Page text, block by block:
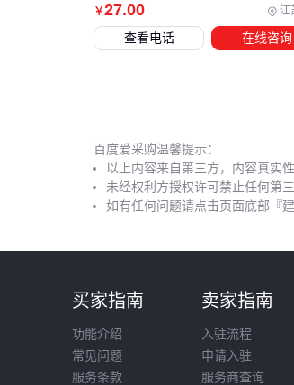
￥27.00 江
查看电话 在线咨询
百度爱采购温馨提示：
以上内容来自第三方，内容真实
未经权利方授权许可禁止任何第
如有任何问题请点击页面底部『
买家指南
功能介绍
常见问题
服务条款
卖家指南
入驻流程
申请入驻
服务商查询